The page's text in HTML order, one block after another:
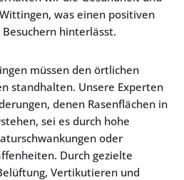
was einen positiven
hinterlässt.
müssen den örtlichen
standhalten. Unsere Experten
denen Rasenflächen in
sei es durch hohe
oder
Durch gezielte
Vertikutieren und